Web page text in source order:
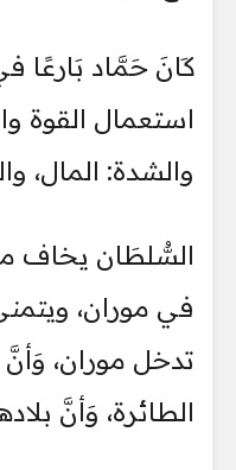
كَانَ حَمَّاد بَارعًا
استعمال القوة
والشدة: المال،
السُّلطَان يخاف
في موران،
تدخل موران، وَأنَّ
الطائرة، وَأنَّ